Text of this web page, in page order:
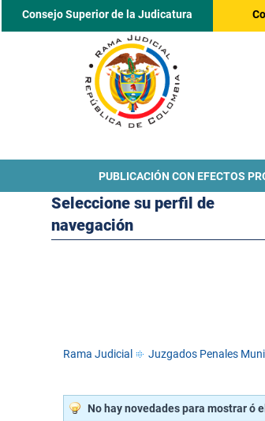
Consejo Superior de la Judicatura
PUBLICACIÓN CON EFECTOS
Seleccione su perfil de
navegación
Rama Judicial Juzgados Penales
No hay novedades para mostrar ó